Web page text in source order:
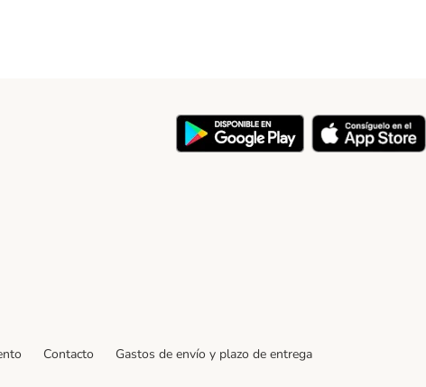
Contacto
Gastos de envío y plazo de entrega